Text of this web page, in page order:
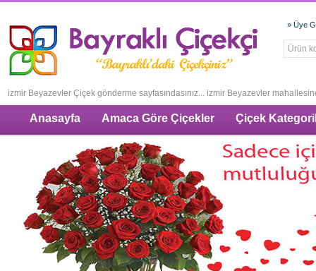
izmir Beyazevler Çiçek gönderme sayfasındasınız... izmir Beyazevler
Anasayfa Amaca Göre Çiçekler Çiçek
» Üye